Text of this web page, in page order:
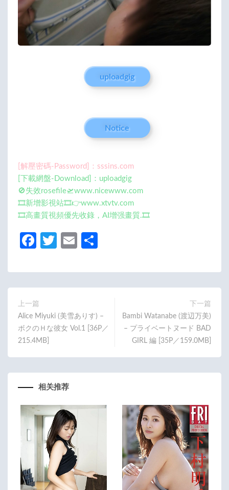
uploadgig
Notice
[解壓密碼-Password]：sssins.com
[下載網盤-Download]：uploadgig
🚫失效rosefile🛫www.nicewww.com
🎞️新增影視站🎞️👉www.xtvtv.com
🎞️高畫質視頻優先收錄，AI增强畫質.🎞️
Fa
b
o
o
k
T
itt
er
E
ail
上一篇
Alice Miyuki (美雪ありす) –
ボクのＨな彼女 Vol.1 [36P／
215.4MB]
下一篇
Bambi Watanabe (渡辺万美)
– プライベートヌード BAD
GIRL 編 [35P／159.0MB]
相关推荐